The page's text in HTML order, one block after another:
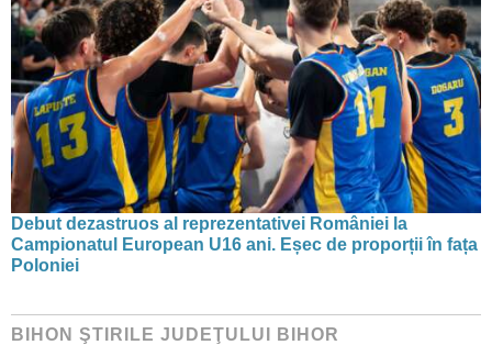
Debut dezastruos al reprezentativei României la
Campionatul European U16 ani. Eșec de proporții în fața
Poloniei
BIHON ŞTIRILE JUDEŢULUI BIHOR